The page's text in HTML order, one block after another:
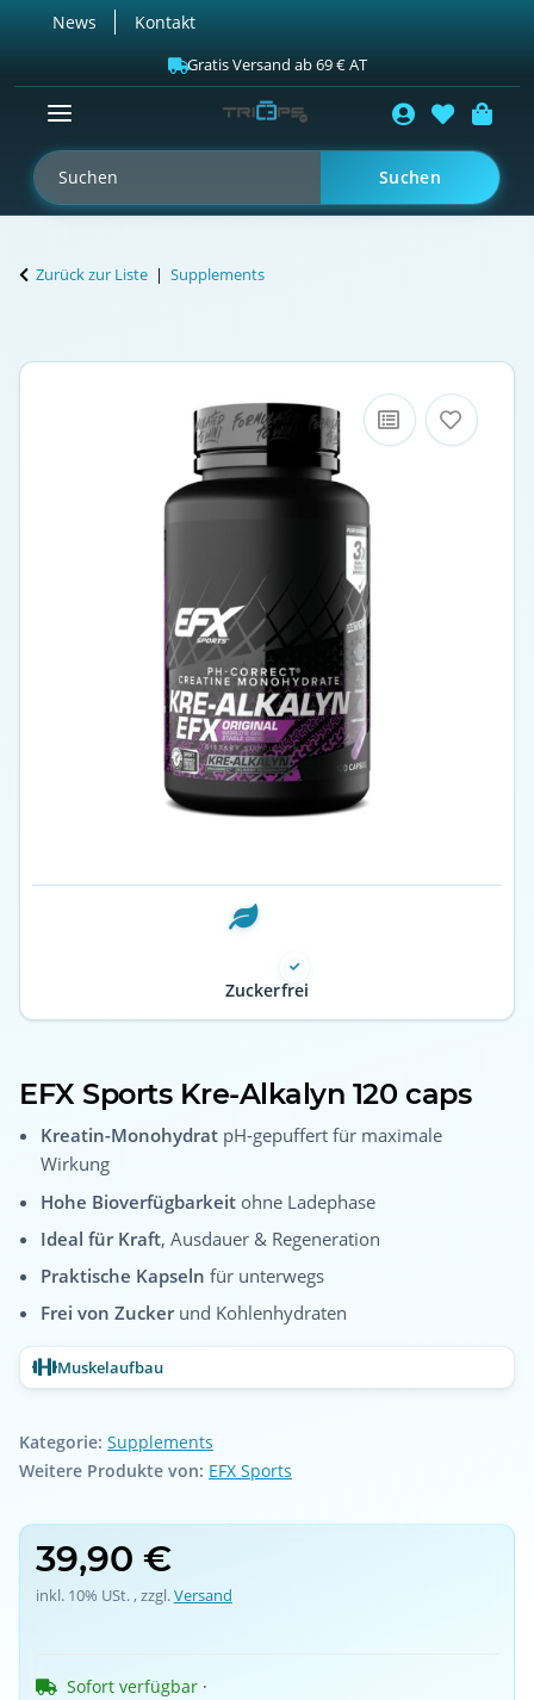
News Kontakt
Gratis Versand ab 69 € AT
Suchen
Zurück zur Liste Supplements
Zuckerfrei
EFX Sports Kre-Alkalyn 120 caps
Kreatin-Monohydrat pH-gepuffert für maximale
Wirkung
Hohe Bioverfügbarkeit ohne Ladephase
Ideal für Kraft, Ausdauer & Regeneration
Praktische Kapseln für unterwegs
Frei von Zuckerund Kohlenhydraten
Muskelaufbau
Kategorie: Supplements
Weitere Produkte von: EFX Sports
39,90 €
inkl. 10% USt. , zzgl.Versand
Sofort verfügbar ·